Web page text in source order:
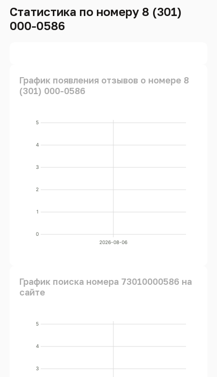
Статистика по номеру 8 (301)
000-0586
График появления отзывов о номере 8
(301) 000-0586
0
1
2
3
4
5
2026-08-06
График поиска номера 73010000586 на
сайте
3
4
5